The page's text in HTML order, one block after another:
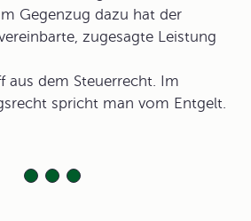
Gegenzug dazu hat der
zugesagte Leistung
aus dem Steuerrecht. Im
spricht man vom Entgelt.